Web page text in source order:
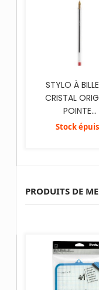
STYLO À
CRISTAL
POINTE...
Stock
PRODUITS DE